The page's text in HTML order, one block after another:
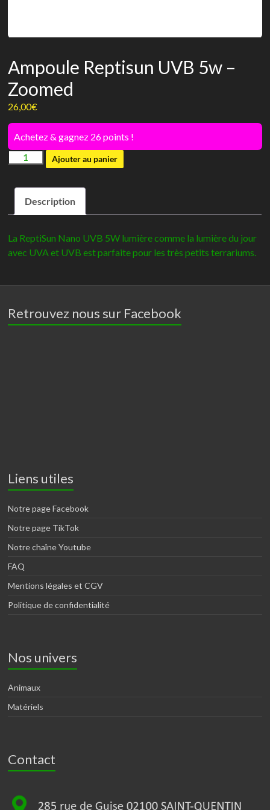
Ampoule Reptisun UVB 5w –
Zoomed
26,00€
Achetez & gagnez 26 points !
quantité
Ampoule
Reptisun
UVB
Ajouter au panier
Description
La ReptiSun Nano UVB 5W lumière comme la lumière du jour
avec UVA et UVB est parfaite pour les très petits terrariums.
Retrouvez nous sur Facebook
Liens utiles
Notre page Facebook
Notre page TikTok
Notre chaîne Youtube
FAQ
Mentions légales et CGV
Politique de confidentialité
Nos univers
Animaux
Matériels
Contact